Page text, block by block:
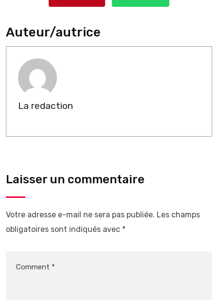
Auteur/autrice
La redaction
Laisser un commentaire
Votre adresse e-mail ne sera pas publiée. Les champs
obligatoires sont indiqués avec *